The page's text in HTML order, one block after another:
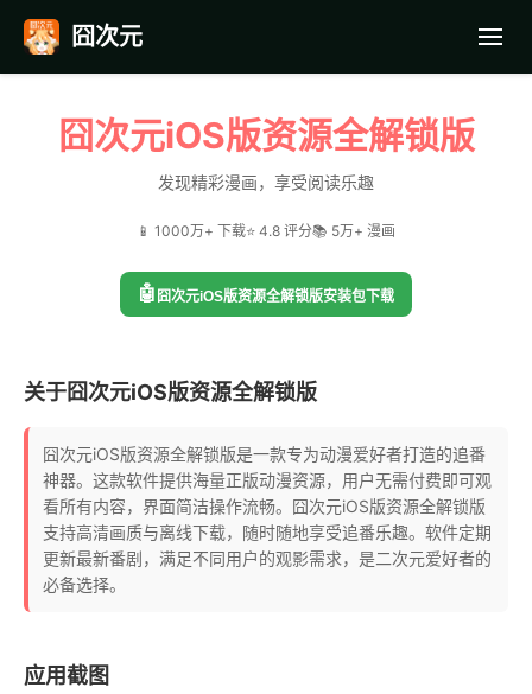
囧次元
囧次元iOS版资源全解锁版
发现精彩漫画，享受阅读乐趣
📱 1000万+ 下载⭐ 4.8 评分📚 5万+ 漫画
🤖 囧次元iOS版资源全解锁版安装包下载
关于囧次元iOS版资源全解锁版
囧次元iOS版资源全解锁版是一款专为动漫爱好者打造的追番
神器。这款软件提供海量正版动漫资源，用户无需付费即可观
看所有内容，界面简洁操作流畅。囧次元iOS版资源全解锁版
支持高清画质与离线下载，随时随地享受追番乐趣。软件定期
更新最新番剧，满足不同用户的观影需求，是二次元爱好者的
必备选择。
应用截图